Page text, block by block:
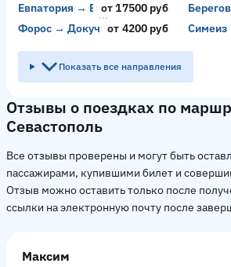
Евпатория → Видноеот 17500 руб
Форос → Докучаевскот 4200 руб Симеиз
Показать все направления
Отзывы о поездках по
Севастополь
Все отзывы проверены и могут быть
пассажирами, купившими билет и
Отзыв можно оставить только после
ссылки на электронную почту после
Максим